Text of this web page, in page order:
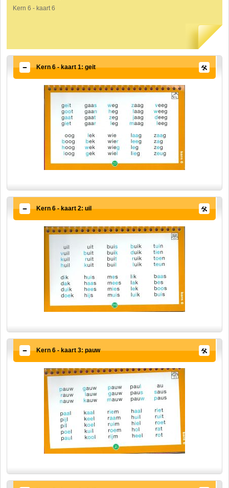
Kern 6 - kaart 6
Kern 6 - kaart 1: geit
Kern 6 - kaart 2: uil
Kern 6 - kaart 3: pauw